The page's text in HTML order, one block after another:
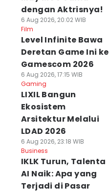
dengan Aktrisnya!
6 Aug 2026, 20:02 WIB
Film
Level Infinite Bawa
Deretan Game Ini ke
Gamescom 2026
6 Aug 2026, 17:15 WIB
Gaming
LIXIL Bangun
Ekosistem
Arsitektur Melalui
LDAD 2026
6 Aug 2026, 23:18 WIB
Business
IKLK Turun, Talenta
AI Naik: Apa yang
Terjadi di Pasar